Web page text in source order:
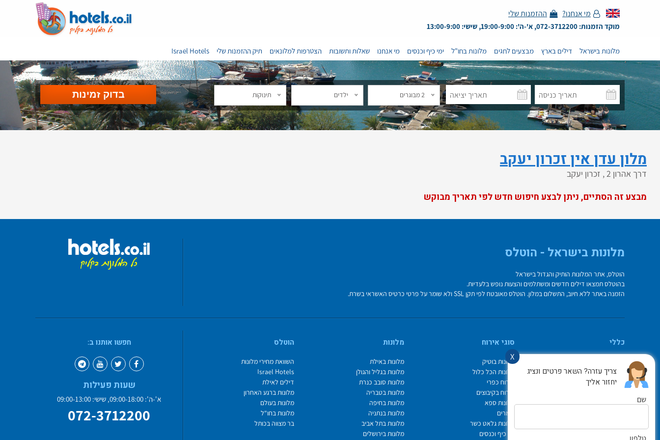
מי אנחנו? ההזמנות שלי
מוקד הזמנות: 072-3712200, א'-ה': 19:00-9:00, שישי: 13:00-9:00
מלונות בישראל דילים בארץ מבצעים לחגים מלונות בחו"ל ימי כיף וכנסים מי אנחנו שאלות ותשובות הצטרפות למלונאים תיק ההזמנות שלי Israel Hotels
2 מבוגרים ילדים תינוקות
מלון עדן אין זכרון יעקב
דרך אהרון 2 , זכרון יעקב
מבצע זה הסתיים, ניתן לבצע חיפוש חדש לפי תאריך מבוקש
X
צריך עזרה? השאר פרטים ונציג
יחזור אליך
שם
טלפון
מלונות בישראל - הוטלס
הוטלס, אתר המלונות הותיק והגדול בישראל
בהוטלס תמצאו דילים חדשים ומשתלמים והצעות נופש בלעדיות.
הזמנה באתר ללא חיוב, התשלום במלון. הוטלס מאובטח לפי תקן SSL ולא שומר על פרטי כרטיס האשראי בשרת.
כללי
איך משתמשים באתר
צור קשר
Israel Hotels
סוגי אירוח
מלונות בוטיק
מלונות הכל כלול
אירוח כפרי
אירוח בקיבוצים
מלונות ספא
צימרים
מלונות גלאט כשר
ימי כיף וכנסים
מלונות
מלונות באילת
מלונות בגליל והגולן
מלונות סובב כנרת
מלונות בטבריה
מלונות בחיפה
מלונות בנתניה
מלונות בתל אביב
מלונות בירושלים
הוטלס
השוואת מחירי מלונות
Israel Hotels
דילים לאילת
מלונות ברגע האחרון
מלונות בעולם
מלונות בחו"ל
בר מצווה בכותל
חפשו אותנו ב:
שעות פעילות
א'-ה': 09:00-18:00, שישי: 09:00-13:00
072-3712200